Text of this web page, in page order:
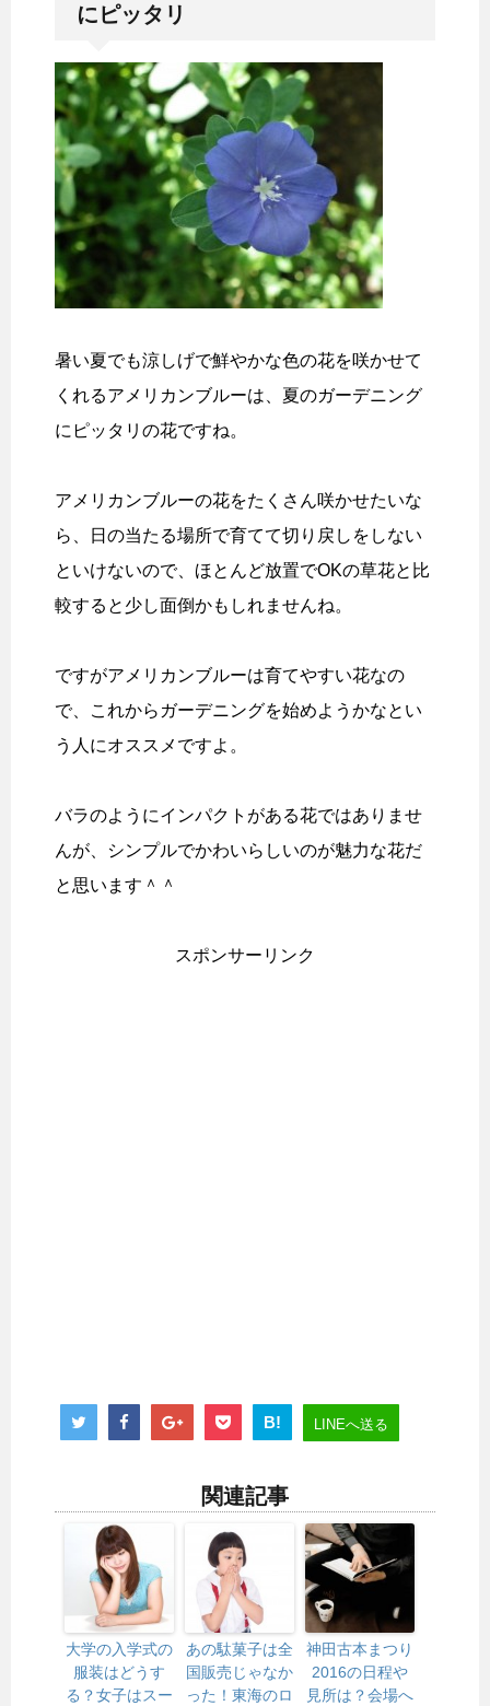
にピッタリ
暑い夏でも涼しげで鮮やかな色の花を咲かせて
くれるアメリカンブルーは、夏のガーデニング
にピッタリの花ですね。
アメリカンブルーの花をたくさん咲かせたいな
ら、日の当たる場所で育てて切り戻しをしない
といけないので、ほとんど放置でOKの草花と比
較すると少し面倒かもしれませんね。
ですがアメリカンブルーは育てやすい花なの
で、これからガーデニングを始めようかなとい
う人にオススメですよ。
バラのようにインパクトがある花ではありませ
んが、シンプルでかわいらしいのが魅力な花だ
と思います＾＾
スポンサーリンク
B! LINEへ送る
関連記事
大学の入学式の
服装はどうす
る？女子はスー
あの駄菓子は全
国販売じゃなか
った！東海のロ
神田古本まつり
2016の日程や
見所は？会場へ